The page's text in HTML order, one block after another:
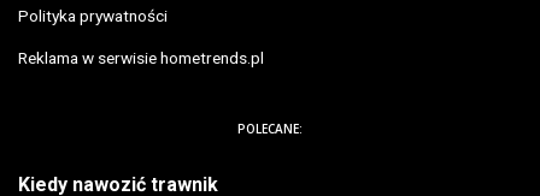
Polityka prywatności
Reklama w serwisie hometrends.pl
POLECANE:
Kiedy nawozić trawnik